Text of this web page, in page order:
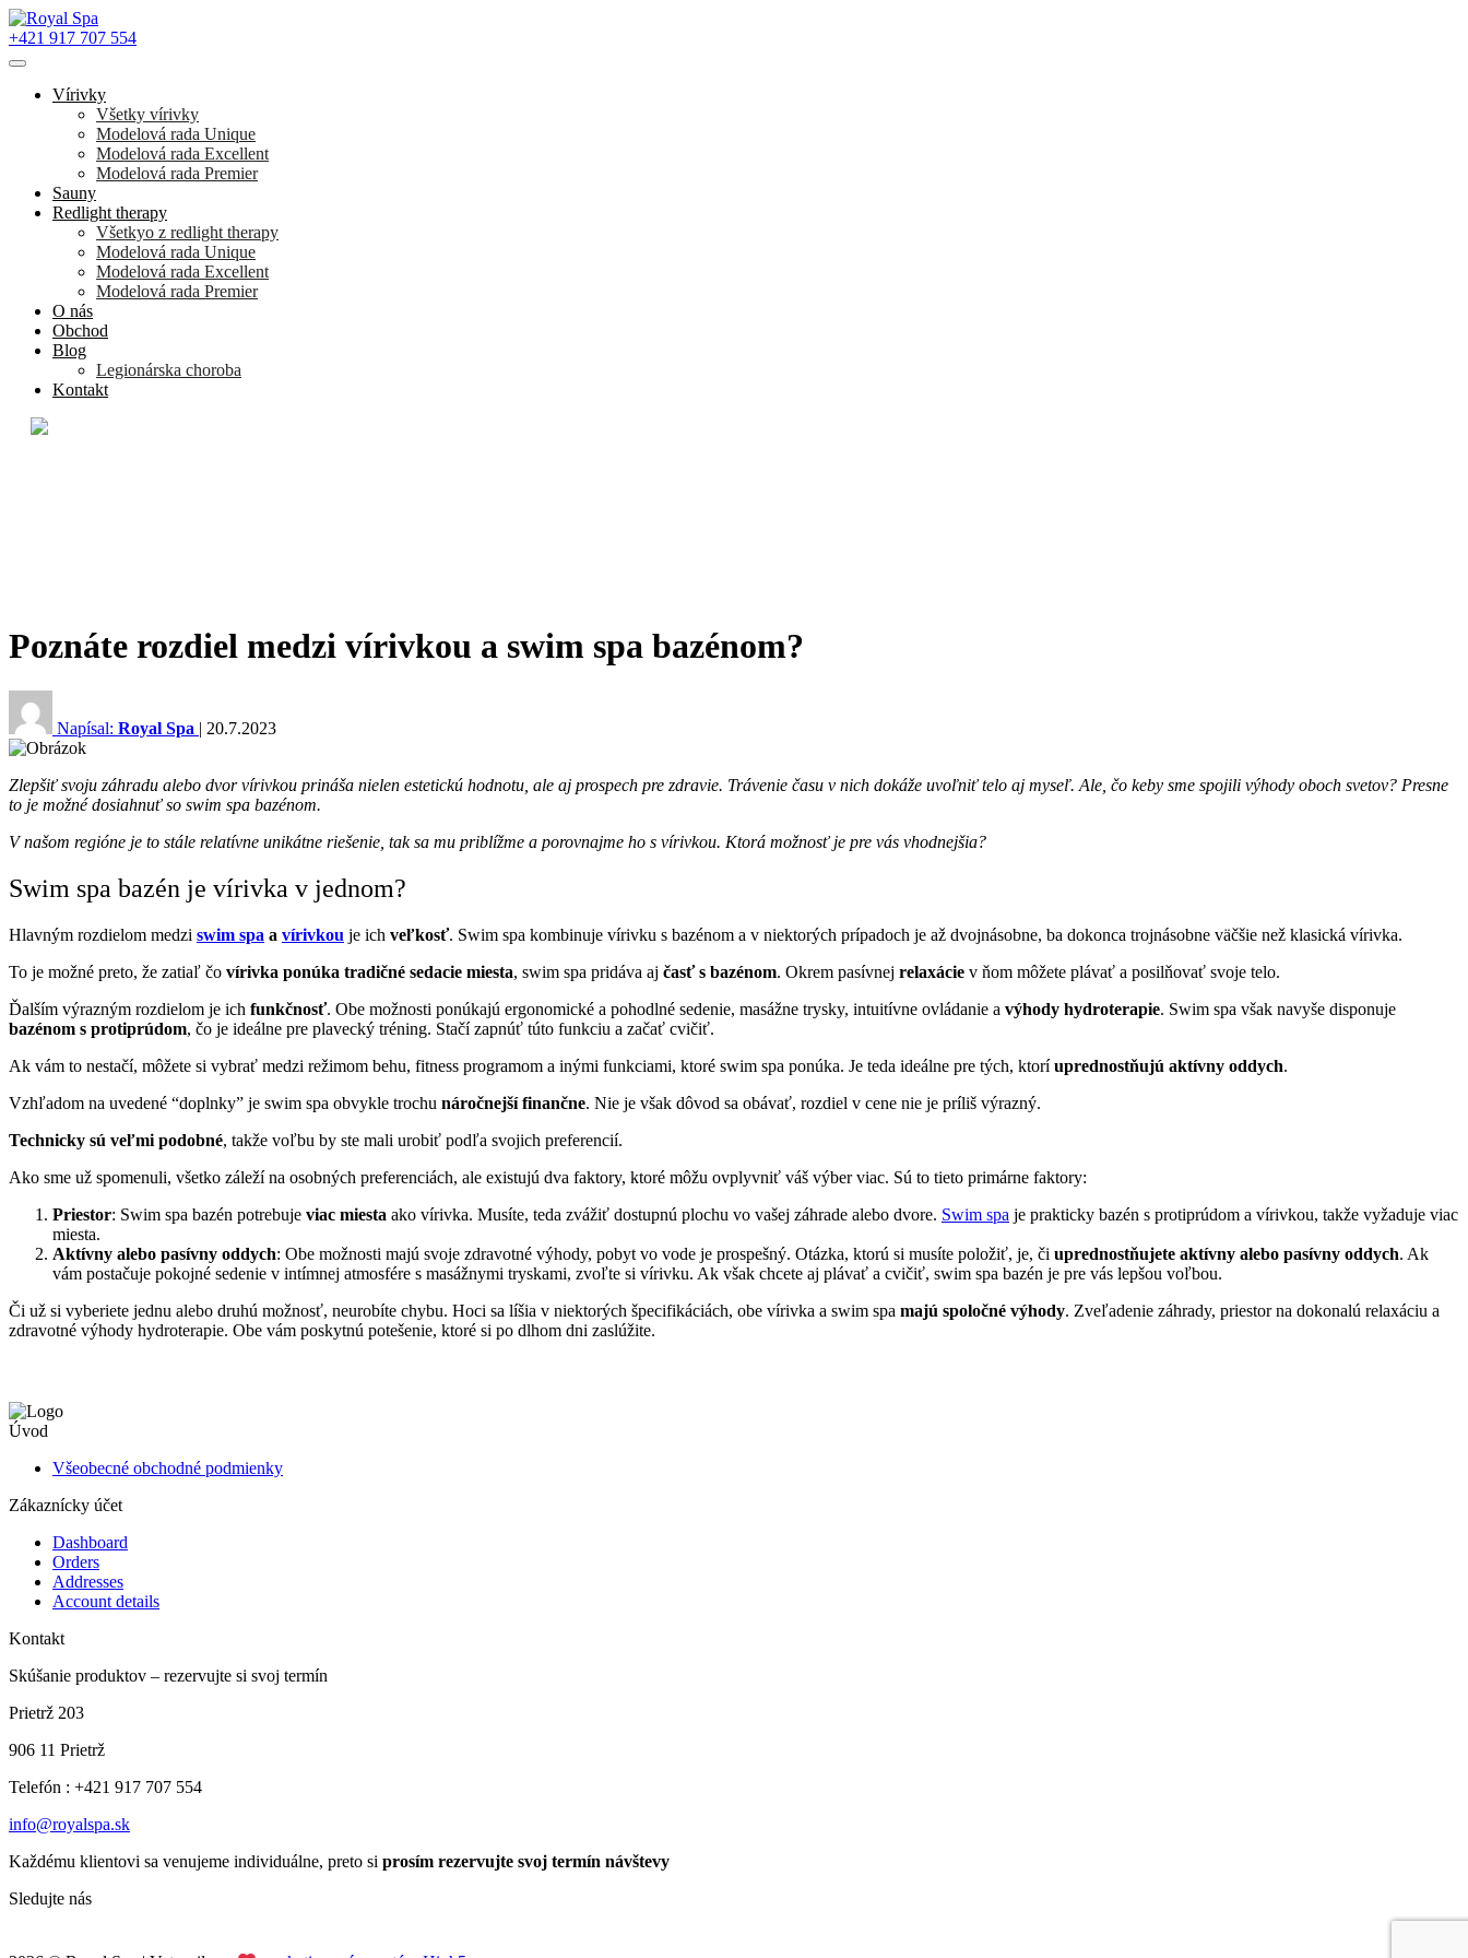
+421 917 707 554
Vírivky
Všetky vírivky
Modelová rada Unique
Modelová rada Excellent
Modelová rada Premier
Sauny
Redlight therapy
Všetkyo z redlight therapy
Modelová rada Unique
Modelová rada Excellent
Modelová rada Premier
O nás
Obchod
Blog
Legionárska choroba
Kontakt
Poznáte rozdiel medzi vírivkou a swim spa bazénom?
Napísal: Royal Spa | 20.7.2023
Zlepšiť svoju záhradu alebo dvor vírivkou prináša nielen estetickú hodnotu, ale aj prospech pre zdravie. Trávenie času v nich dokáže uvoľniť telo aj myseľ. Ale, čo keby sme spojili výhody oboch svetov? Presne
to je možné dosiahnuť so swim spa bazénom.
V našom regióne je to stále relatívne unikátne riešenie, tak sa mu priblížme a porovnajme ho s vírivkou. Ktorá možnosť je pre vás vhodnejšia?
Swim spa bazén je vírivka v jednom?
Hlavným rozdielom medzi swim spa a vírivkou je ich veľkosť. Swim spa kombinuje vírivku s bazénom a v niektorých prípadoch je až dvojnásobne, ba dokonca trojnásobne väčšie než klasická vírivka.
To je možné preto, že zatiaľ čo vírivka ponúka tradičné sedacie miesta, swim spa pridáva aj časť s bazénom. Okrem pasívnej relaxácie v ňom môžete plávať a posilňovať svoje telo.
Ďalším výrazným rozdielom je ich funkčnosť. Obe možnosti ponúkajú ergonomické a pohodlné sedenie, masážne trysky, intuitívne ovládanie a výhody hydroterapie. Swim spa však navyše disponuje
bazénom s protiprúdom, čo je ideálne pre plavecký tréning. Stačí zapnúť túto funkciu a začať cvičiť.
Ak vám to nestačí, môžete si vybrať medzi režimom behu, fitness programom a inými funkciami, ktoré swim spa ponúka. Je teda ideálne pre tých, ktoríuprednostňujú aktívny oddych.
Vzhľadom na uvedené “doplnky” je swim spa obvykle trochu náročnejší finančne. Nie je však dôvod sa obávať, rozdiel v cene nie je príliš výrazný.
Technicky sú veľmi podobné, takže voľbu by ste mali urobiť podľa svojich preferencií.
Ako sme už spomenuli, všetko záleží na osobných preferenciách, ale existujú dva faktory, ktoré môžu ovplyvniť váš výber viac. Sú to tieto primárne faktory:
Priestor: Swim spa bazén potrebuje viac miesta ako vírivka. Musíte, teda zvážiť dostupnú plochu vo vašej záhrade alebo dvore. Swim spa je prakticky bazén s protiprúdom a vírivkou, takže vyžaduje viac
miesta.
Aktívny alebo pasívny oddych: Obe možnosti majú svoje zdravotné výhody, pobyt vo vode je prospešný. Otázka, ktorú si musíte položiť, je, či uprednostňujete aktívny alebo pasívny oddych. Ak
vám postačuje pokojné sedenie v intímnej atmosfére s masážnymi tryskami, zvoľte si vírivku. Ak však chcete aj plávať a cvičiť, swim spa bazén je pre vás lepšou voľbou.
Či už si vyberiete jednu alebo druhú možnosť, neurobíte chybu. Hoci sa líšia v niektorých špecifikáciách, obe vírivka a swim spa majú spoločné výhody. Zveľadenie záhrady, priestor na dokonalú relaxáciu a
zdravotné výhody hydroterapie. Obe vám poskytnú potešenie, ktoré si po dlhom dni zaslúžite.
Úvod
Všeobecné obchodné podmienky
Zákaznícky účet
Dashboard
Orders
Addresses
Account details
Kontakt
Skúšanie produktov – rezervujte si svoj termín
Prietrž 203
906 11 Prietrž
Telefón : +421 917 707 554
info@royalspa.sk
Každému klientovi sa venujeme individuálne, preto si prosím rezervujte svoj termín návštevy
Sledujte nás